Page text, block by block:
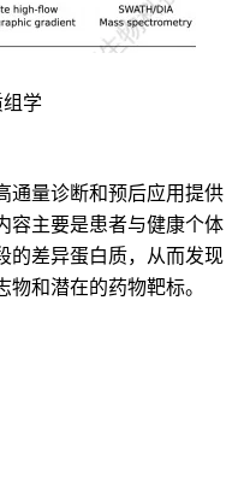
组学
通量诊断和预后应用提供
容主要是患者与健康个体
的差异蛋白质，从而发现
和潜在的药物靶标。